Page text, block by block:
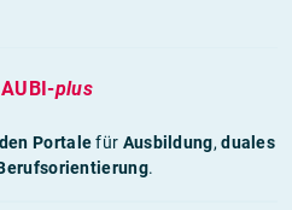
AUBI-plus
Portalefür Ausbildung,duales
.